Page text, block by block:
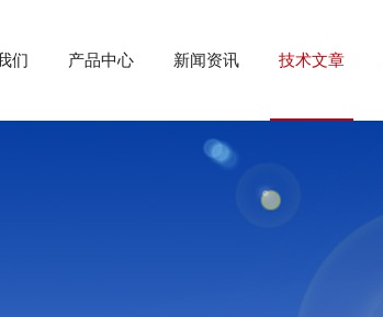
们 产品中心 新闻资讯 技术文章